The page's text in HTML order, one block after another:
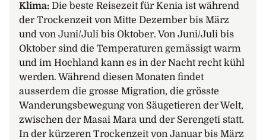
7. Tag: Amboseli-Nationalpark (F/M/A)
Auf einer ganztägigen Pirschfahrt erkunden wir heute
den Amboseli-Nationalpark. Obwohl der Park in einer
warmen und trockenen Region liegt, verwandelt der
schmelzende Schnee des Kilimanjaros den Amboseli
in der Regenzeit in eine grüne Oase. Wir begeben uns
auf die Spuren der Elefanten und beobachten
gemeinsam mit dem Safari-Guide das
hochentwickelte Sozialverhalten der Tiere.
Klima: Die beste Reisezeit für Kenia ist während
der Trockenzeit von Mitte Dezember bis März
und von Juni/Juli bis Oktober. Von Juni/Juli bis
Oktober sind die Temperaturen gemässigt warm
und im Hochland kann es in der Nacht recht kühl
werden. Während diesen Monaten findet
ausserdem die grosse Migration, die grösste
Wanderungsbewegung von Säugetieren der Welt,
zwischen der Masai Mara und der Serengeti statt.
In der kürzeren Trockenzeit von Januar bis März